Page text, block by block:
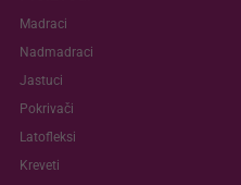
Madraci
Nadmadraci
Jastuci
Pokrivači
Latofleksi
Kreveti